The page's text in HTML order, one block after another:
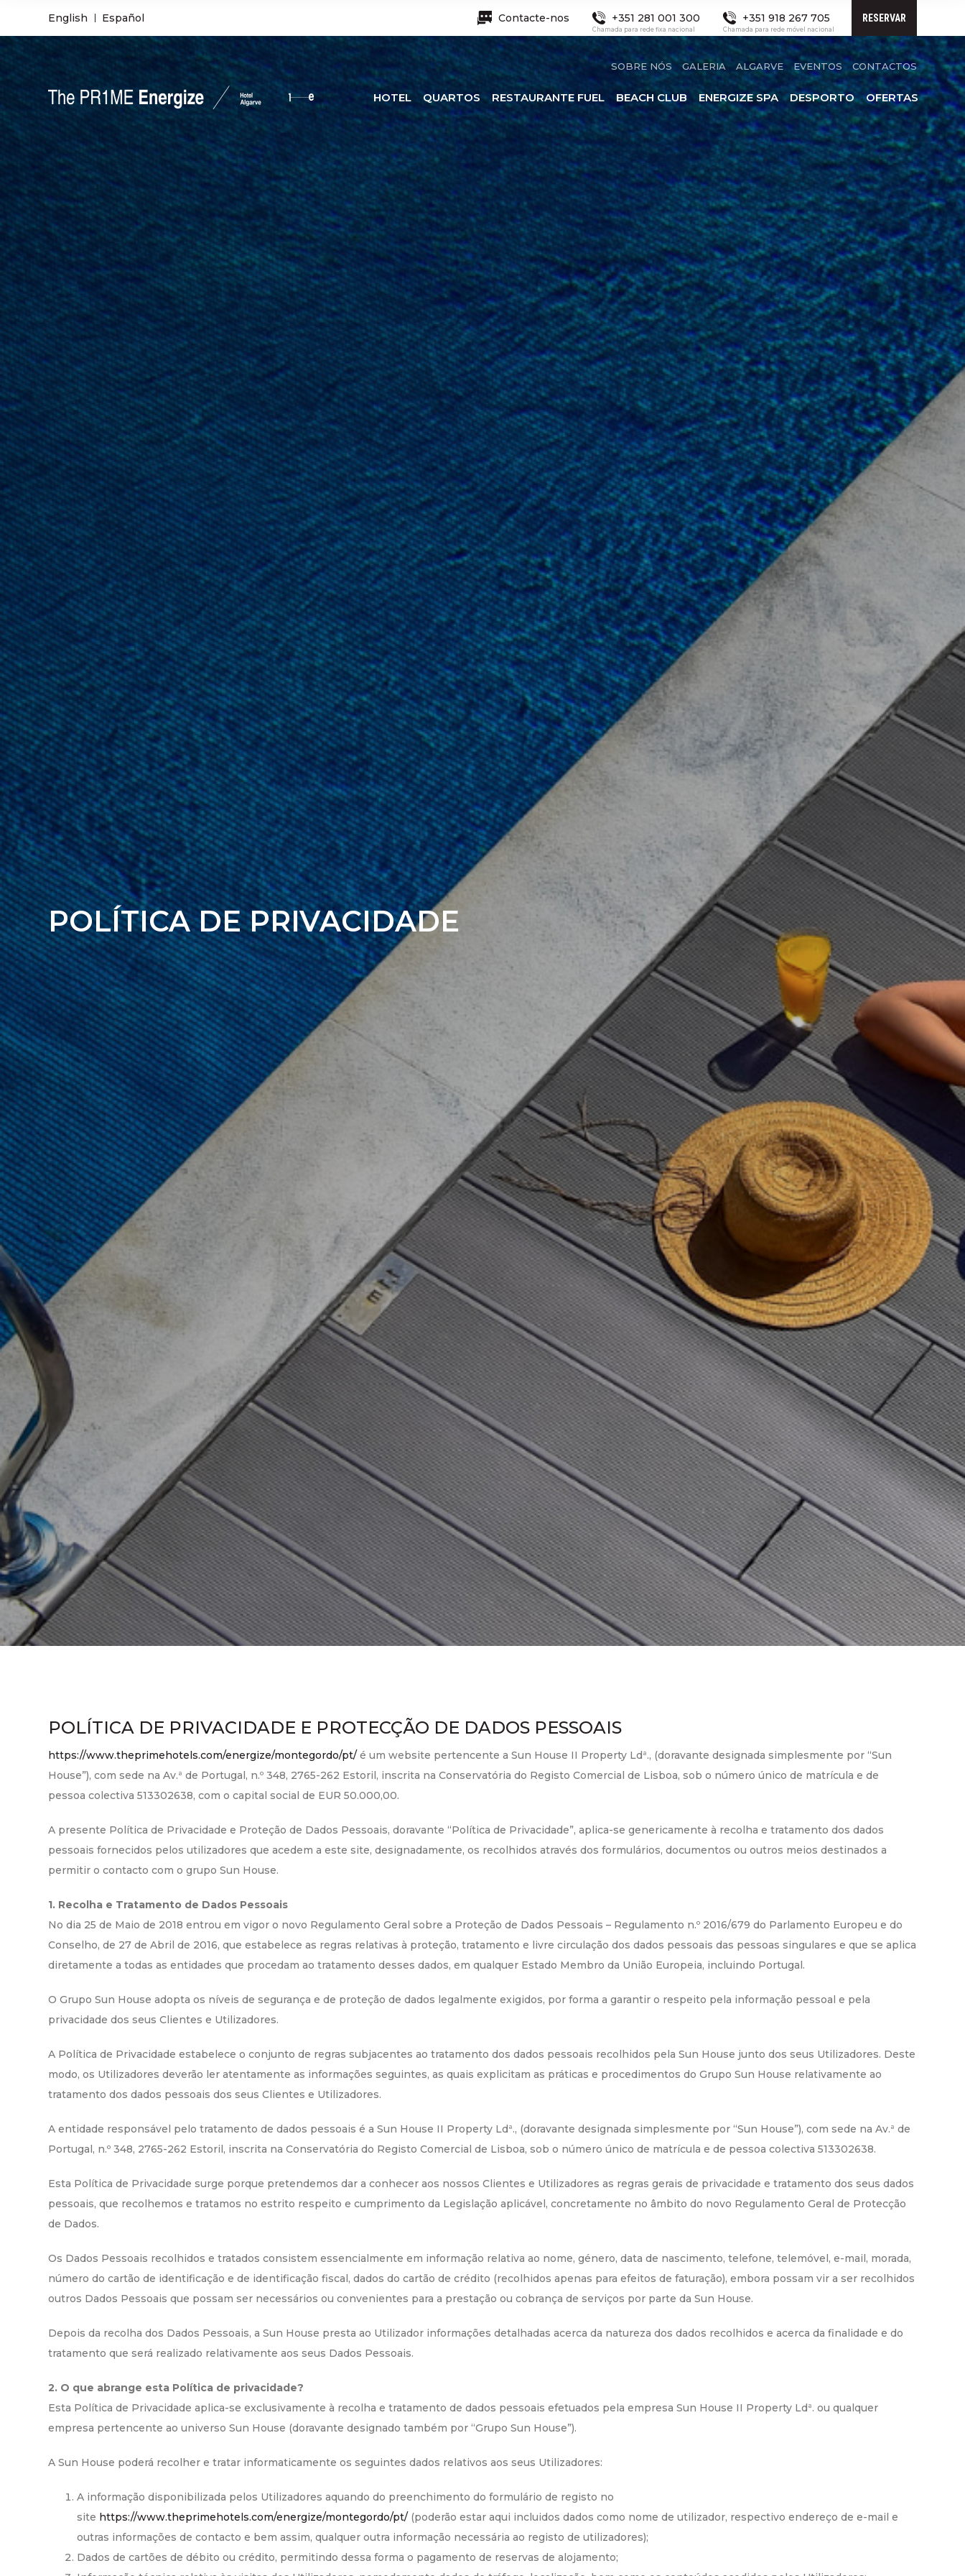
English Español Contacte-nos +351 281 001 300
Chamada para rede fixa nacional
+351 918 267 705
Chamada para rede móvel nacional
RESERVAR
SOBRE NÓS GALERIA ALGARVE EVENTOS CONTACTOS
HOTEL QUARTOS RESTAURANTE FUEL BEACH CLUB ENERGIZE SPA DESPORTO OFERTAS
POLÍTICA DE PRIVACIDADE
POLÍTICA DE PRIVACIDADE E PROTECÇÃO DE DADOS PESSOAIS
https://www.theprimehotels.com/energize/montegordo/pt/ é um website pertencente a Sun House II Property Ldª., (doravante designada simplesmente por “Sun
House”), com sede na Av.ª de Portugal, n.º 348, 2765-262 Estoril, inscrita na Conservatória do Registo Comercial de Lisboa, sob o número único de matrícula e de
pessoa colectiva 513302638, com o capital social de EUR 50.000,00.
A presente Política de Privacidade e Proteção de Dados Pessoais, doravante “Política de Privacidade”, aplica-se genericamente à recolha e tratamento dos dados
pessoais fornecidos pelos utilizadores que acedem a este site, designadamente, os recolhidos através dos formulários, documentos ou outros meios destinados a
permitir o contacto com o grupo Sun House.
1. Recolha e Tratamento de Dados Pessoais
No dia 25 de Maio de 2018 entrou em vigor o novo Regulamento Geral sobre a Proteção de Dados Pessoais – Regulamento n.º 2016/679 do Parlamento Europeu e do
Conselho, de 27 de Abril de 2016, que estabelece as regras relativas à proteção, tratamento e livre circulação dos dados pessoais das pessoas singulares e que se aplica
diretamente a todas as entidades que procedam ao tratamento desses dados, em qualquer Estado Membro da União Europeia, incluindo Portugal.
O Grupo Sun House adopta os níveis de segurança e de proteção de dados legalmente exigidos, por forma a garantir o respeito pela informação pessoal e pela
privacidade dos seus Clientes e Utilizadores.
A Política de Privacidade estabelece o conjunto de regras subjacentes ao tratamento dos dados pessoais recolhidos pela Sun House junto dos seus Utilizadores. Deste
modo, os Utilizadores deverão ler atentamente as informações seguintes, as quais explicitam as práticas e procedimentos do Grupo Sun House relativamente ao
tratamento dos dados pessoais dos seus Clientes e Utilizadores.
A entidade responsável pelo tratamento de dados pessoais é a Sun House II Property Ldª., (doravante designada simplesmente por “Sun House”), com sede na Av.ª de
Portugal, n.º 348, 2765-262 Estoril, inscrita na Conservatória do Registo Comercial de Lisboa, sob o número único de matrícula e de pessoa colectiva 513302638.
Esta Política de Privacidade surge porque pretendemos dar a conhecer aos nossos Clientes e Utilizadores as regras gerais de privacidade e tratamento dos seus dados
pessoais, que recolhemos e tratamos no estrito respeito e cumprimento da Legislação aplicável, concretamente no âmbito do novo Regulamento Geral de Protecção
de Dados.
Os Dados Pessoais recolhidos e tratados consistem essencialmente em informação relativa ao nome, género, data de nascimento, telefone, telemóvel, e-mail, morada,
número do cartão de identificação e de identificação fiscal, dados do cartão de crédito (recolhidos apenas para efeitos de faturação), embora possam vir a ser recolhidos
outros Dados Pessoais que possam ser necessários ou convenientes para a prestação ou cobrança de serviços por parte da Sun House.
Depois da recolha dos Dados Pessoais, a Sun House presta ao Utilizador informações detalhadas acerca da natureza dos dados recolhidos e acerca da finalidade e do
tratamento que será realizado relativamente aos seus Dados Pessoais.
2. O que abrange esta Política de privacidade?
Esta Política de Privacidade aplica-se exclusivamente à recolha e tratamento de dados pessoais efetuados pela empresa Sun House II Property Ldª. ou qualquer
empresa pertencente ao universo Sun House (doravante designado também por “Grupo Sun House”).
A Sun House poderá recolher e tratar informaticamente os seguintes dados relativos aos seus Utilizadores:
A informação disponibilizada pelos Utilizadores aquando do preenchimento do formulário de registo no
site https://www.theprimehotels.com/energize/montegordo/pt/ (poderão estar aqui incluidos dados como nome de utilizador, respectivo endereço de e-mail e
outras informações de contacto e bem assim, qualquer outra informação necessária ao registo de utilizadores);
Dados de cartões de débito ou crédito, permitindo dessa forma o pagamento de reservas de alojamento;